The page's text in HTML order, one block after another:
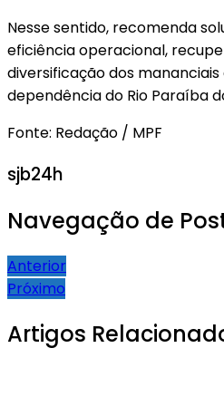
Nesse sentido, recomenda
eficiência operacional,
diversificação dos
dependência do Rio Paraíba
Fonte: Redação / MPF
sjb24h
Navegação de
Anterior
Próximo
Artigos